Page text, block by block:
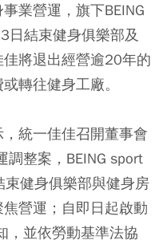
業營運，旗下BEING
日結束健身俱樂部及
將退出經營逾20年的
轉往健身工廠。
統一佳佳召開董事會
調整案，BEING sport
束健身俱樂部與健身房
營運；自即日起啟動
，並依勞動基準法協